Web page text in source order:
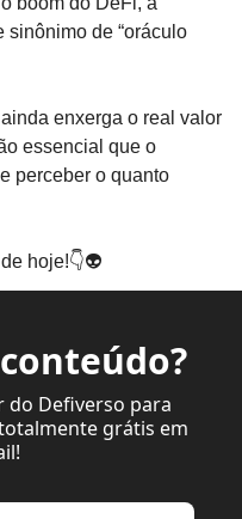
sinônimo de “oráculo
enxerga o real valor
essencial que o
perceber o quanto
hoje!👇👽
do Defiverso para
grátis em